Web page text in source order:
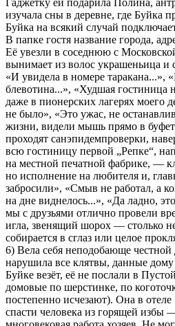
изучала сны в деревне, где Буйка
Буйка на всякий случай
В папке гостя название города,
Её увезли в соседнюю с
вынимает из волос украшеньица и
«И увидела в номере таракана...»,
блевотина...», «Худшая гостиница
даже в пионерских лагерях моего
не было», «Это ужас, не
жизни, видели мышь прямо в
проходят санэпидемпроверки,
всю гостиницу первой „Репке“,
на местной печатной фабрике, —
но исполнение на любителя и,
забросили», «Смыв не работал, а
на дне виднелось...», «Да ладно,
мы с друзьями отлично провели
игла, звенящий шорох — столько
собирается в сглаз или целое
6) Вела себя неподобающе честной
нарушила все клятвы, данные дому
Буйке везёт, её не послали в
домовые по шерстинке, по
постепенно исчезают). Она в
спасти человека из горящей избы